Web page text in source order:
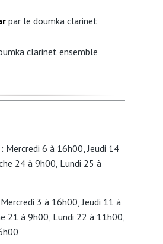
par le doumka clarinet
clarinet ensemble
Mercredi 6 à 16h00, Jeudi 14
24 à 9h00, Lundi 25 à
Mercredi 3 à 16h00, Jeudi 11 à
21 à 9h00, Lundi 22 à 11h00,